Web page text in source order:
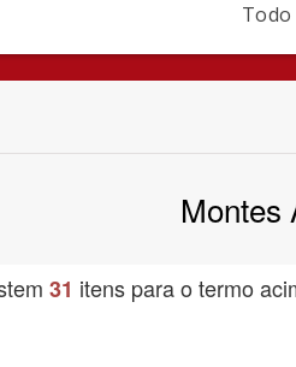
Todo
Montes
31 itens para o termo